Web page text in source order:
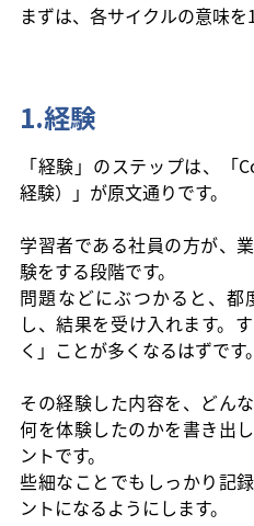
まずは、各サイクルの意味を
1.経験
「経験」のステップは、「
経験）」が原文通りです。
学習者である社員の方が、
験をする段階です。
問題などにぶつかると、
し、結果を受け入れます。
く」ことが多くなるはずです。
その経験した内容を、どん
何を体験したのかを書き出
ントです。
些細なことでもしっかり記
ントになるようにします。